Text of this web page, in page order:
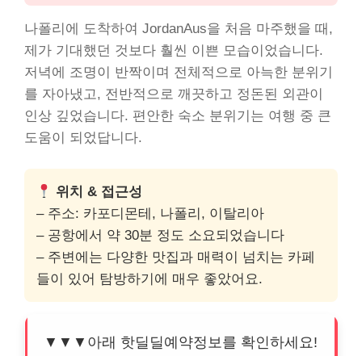
나폴리에 도착하여 JordanAus을 처음 마주했을 때,
제가 기대했던 것보다 훨씬 이쁜 모습이었습니다.
저녁에 조명이 반짝이며 전체적으로 아늑한 분위기
를 자아냈고, 전반적으로 깨끗하고 정돈된 외관이
인상 깊었습니다. 편안한 숙소 분위기는 여행 중 큰
도움이 되었답니다.
위치 & 접근성
– 주소: 카포디몬테, 나폴리, 이탈리아
– 공항에서 약 30분 정도 소요되었습니다
– 주변에는 다양한 맛집과 매력이 넘치는 카페
들이 있어 탐방하기에 매우 좋았어요.
▼▼▼아래 핫딜딜예약정보를 확인하세요!